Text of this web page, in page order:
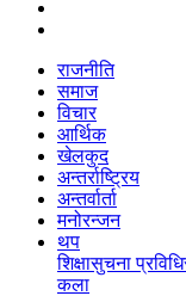
राजनीति
समाज
विचार
आर्थिक
खेलकुद
अन्तर्राष्ट्रिय
अन्तर्वार्ता
मनोरन्जन
थप
शिक्षासुचना प्रविधि
कला